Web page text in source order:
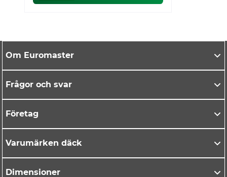
Om Euromaster
Frågor och svar
Företag
Varumärken däck
Dimensioner